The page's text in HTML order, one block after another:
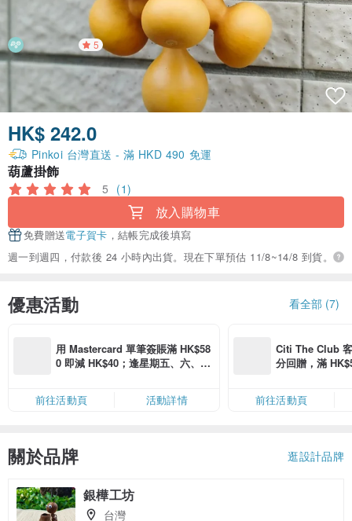
5
HK$ 242.0
Pinkoi 台灣直送 - 滿 HKD 490 免運
葫蘆掛飾
5 (1)
放入購物車
免費贈送電子賀卡 ，結帳完成後填寫
週一到週四，付款後 24 小時內出貨。現在下單預估 11/8~14/8 到貨。
優惠活動 看全部 (7)
用 Mastercard 單筆簽賬滿 HK$58
0 即減 HK$40；逢星期五、六、日
卡」結帳）
前往活動頁 活動詳情
Citi The Club
分回贈，滿
前往活動頁
關於品牌 逛設計品牌
銀樺工坊
台灣